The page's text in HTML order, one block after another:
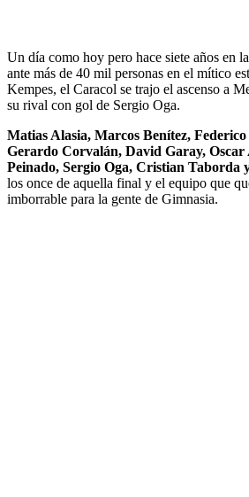
Un día como hoy pero hace siete años en
ante más de 40 mil personas en el mítico
Kempes, el Caracol se trajo el ascenso a
su rival con gol de Sergio Oga.
Matias Alasia, Marcos Benítez,
Gerardo Corvalán, David Garay,
Peinado, Sergio Oga, Cristian Taborda
los once de aquella final y el equipo que
imborrable para la gente de Gimnasia.